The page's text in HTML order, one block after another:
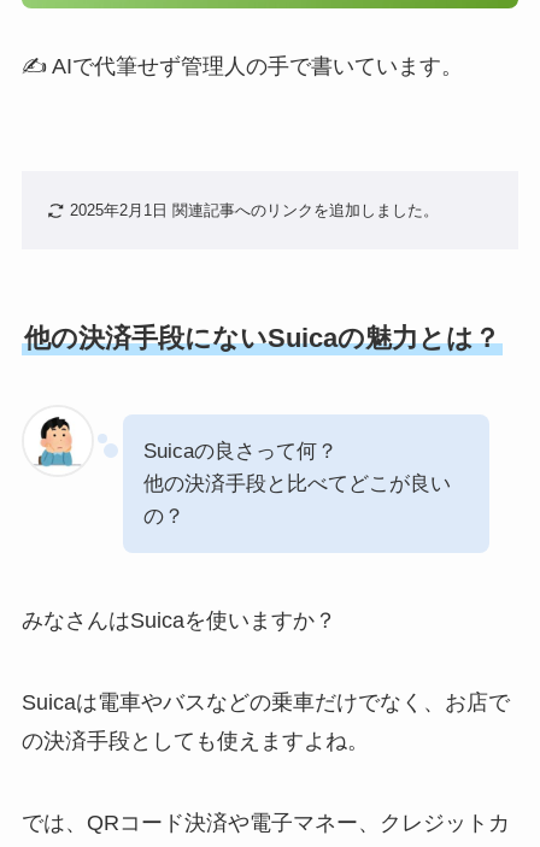
✍️ AIで代筆せず管理人の手で書いています。
2025年2月1日 関連記事へのリンクを追加しました。
他の決済手段にないSuicaの魅力とは？
Suicaの良さって何？
他の決済手段と比べてどこが良い
の？
みなさんはSuicaを使いますか？
Suicaは電車やバスなどの乗車だけでなく、お店で
の決済手段としても使えますよね。
では、QRコード決済や電子マネー、クレジットカ